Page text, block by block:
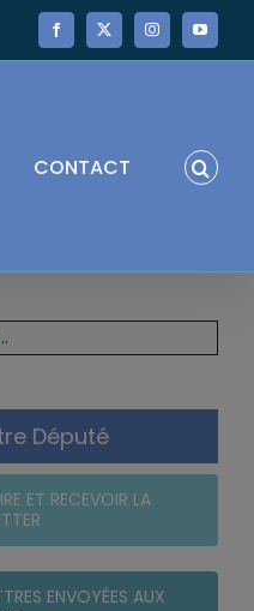
Facebook
X InstagramYouTube
CONTACT
Député
ET RECEVOIR LA
ENVOYÉES AUX